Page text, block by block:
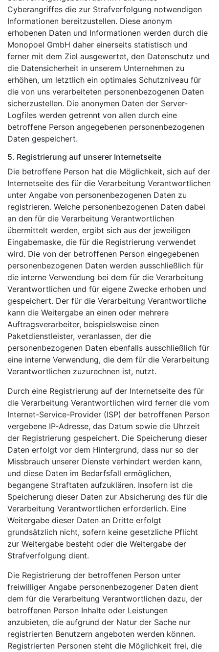
Cyberangriffes die zur Strafverfolgung notwendigen
Informationen bereitzustellen. Diese anonym
erhobenen Daten und Informationen werden durch die
Monopoel GmbH daher einerseits statistisch und
ferner mit dem Ziel ausgewertet, den Datenschutz und
die Datensicherheit in unserem Unternehmen zu
erhöhen, um letztlich ein optimales Schutzniveau für
die von uns verarbeiteten personenbezogenen Daten
sicherzustellen. Die anonymen Daten der Server-
Logfiles werden getrennt von allen durch eine
betroffene Person angegebenen personenbezogenen
Daten gespeichert.
5. Registrierung auf unserer Internetseite
Die betroffene Person hat die Möglichkeit, sich auf der
Internetseite des für die Verarbeitung Verantwortlichen
unter Angabe von personenbezogenen Daten zu
registrieren. Welche personenbezogenen Daten dabei
an den für die Verarbeitung Verantwortlichen
übermittelt werden, ergibt sich aus der jeweiligen
Eingabemaske, die für die Registrierung verwendet
wird. Die von der betroffenen Person eingegebenen
personenbezogenen Daten werden ausschließlich für
die interne Verwendung bei dem für die Verarbeitung
Verantwortlichen und für eigene Zwecke erhoben und
gespeichert. Der für die Verarbeitung Verantwortliche
kann die Weitergabe an einen oder mehrere
Auftragsverarbeiter, beispielsweise einen
Paketdienstleister, veranlassen, der die
personenbezogenen Daten ebenfalls ausschließlich für
eine interne Verwendung, die dem für die Verarbeitung
Verantwortlichen zuzurechnen ist, nutzt.
Durch eine Registrierung auf der Internetseite des für
die Verarbeitung Verantwortlichen wird ferner die vom
Internet-Service-Provider (ISP) der betroffenen Person
vergebene IP-Adresse, das Datum sowie die Uhrzeit
der Registrierung gespeichert. Die Speicherung dieser
Daten erfolgt vor dem Hintergrund, dass nur so der
Missbrauch unserer Dienste verhindert werden kann,
und diese Daten im Bedarfsfall ermöglichen,
begangene Straftaten aufzuklären. Insofern ist die
Speicherung dieser Daten zur Absicherung des für die
Verarbeitung Verantwortlichen erforderlich. Eine
Weitergabe dieser Daten an Dritte erfolgt
grundsätzlich nicht, sofern keine gesetzliche Pflicht
zur Weitergabe besteht oder die Weitergabe der
Strafverfolgung dient.
Die Registrierung der betroffenen Person unter
freiwilliger Angabe personenbezogener Daten dient
dem für die Verarbeitung Verantwortlichen dazu, der
betroffenen Person Inhalte oder Leistungen
anzubieten, die aufgrund der Natur der Sache nur
registrierten Benutzern angeboten werden können.
Registrierten Personen steht die Möglichkeit frei, die